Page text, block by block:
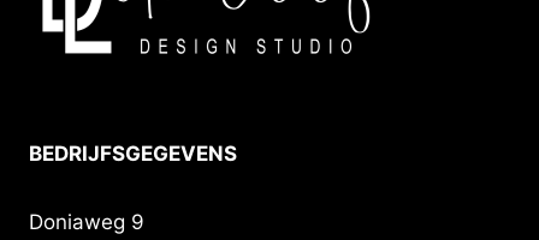
BEDRIJFSGEGEVENS
Doniaweg 9